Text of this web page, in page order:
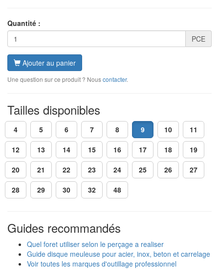
Quantité :
PCE
Ajouter au panier
Une question sur ce produit ? Nouscontacter.
Tailles disponibles
4 5 6 7 8 9 10 11
12 13 14 15 16 17 18 19
20 21 22 23 24 25 26 27
28 29 30 32 48
Guides recommandés
Quel foret utiliser selon le perçage a realiser
Guide disque meuleuse pour acier, inox, beton et carrelage
Voir toutes les marques d'outillage professionnel